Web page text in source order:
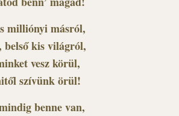
milliónyi másról,
belső kis világról,
vesz körül,
szívünk örül!
benne van,